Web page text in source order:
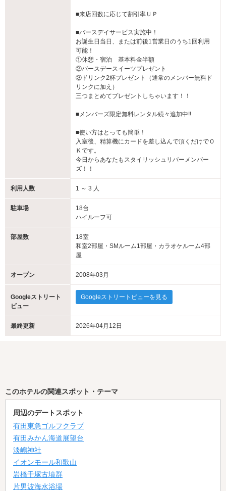
■来店回数に応じて割引率ＵＰ
■バースデイサービス実施中！
お誕生日当日、または前後1営業日のうち1回利用
可能！
①休憩・宿泊 基本料金半額
②バースデースイーツプレゼント
③ドリンク2杯プレゼント（通常のメンバー無料ド
リンクに加え）
三つまとめてプレゼントしちゃいます！！
■メンバーズ限定無料レンタル続々追加中!!
■使い方はとっても簡単！
入室後、精算機にカードを差し込んで頂くだけでＯ
Ｋです。
今日からあなたもスタイリッシュリバーメンバー
ズ！！
利用人数 1 ～ 3 人
駐車場
18台
ハイルーフ可
部屋数
18室
和室2部屋・SMルーム1部屋・カラオケルーム4部
屋
オープン 2008年03月
Googleストリート
ビュー
Googleストリートビューを見る
最終更新 2026年04月12日
このホテルの関連スポット・テーマ
周辺のデートスポット
有田東急ゴルフクラブ
有田みかん海道展望台
淡嶋神社
イオンモール和歌山
岩橋千塚古墳群
片男波海水浴場